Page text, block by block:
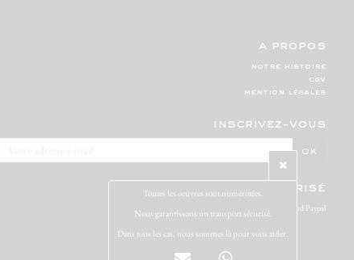
a propos
notre histoire
cgv
mention légales
inscrivez-vous
paiement sécurisé
Visa Mastercard Paypal
Toutes les oeuvres sont numérotées.
Nous garantissons un transport sécurisé.
Dans tous les cas, nous sommes là pour vous aider.